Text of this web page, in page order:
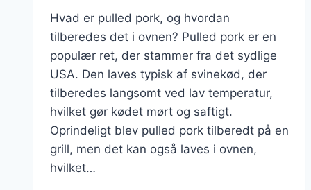
Hvad er pulled pork, og hvordan
tilberedes det i ovnen? Pulled pork er en
populær ret, der stammer fra det sydlige
USA. Den laves typisk af svinekød, der
tilberedes langsomt ved lav temperatur,
hvilket gør kødet mørt og saftigt.
Oprindeligt blev pulled pork tilberedt på en
grill, men det kan også laves i ovnen,
hvilket…